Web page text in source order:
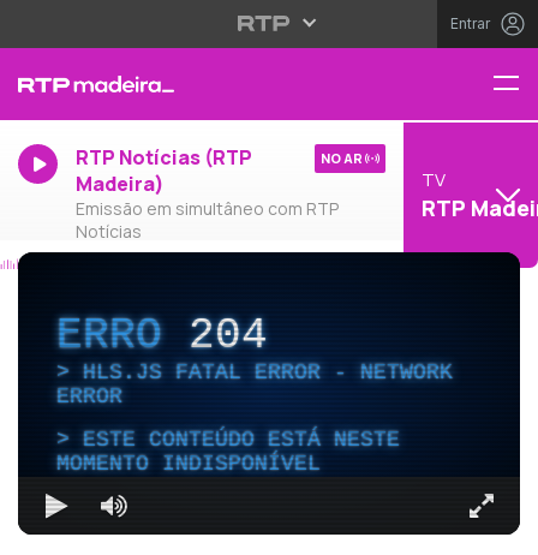
Entrar
RTP Notícias (RTP
Madeira)
Emissão em simultâneo com RTP
Notícias
NO AR
TV
RTP
ERRO204
HLS.JS FATAL ERROR - NETWORK
ERROR
ESTE CONTEÚDO ESTÁ NESTE
MOMENTO INDISPONÍVEL